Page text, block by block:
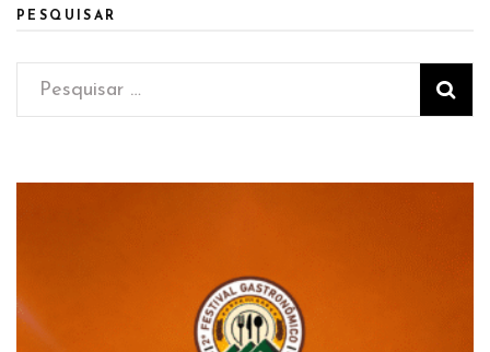
PESQUISAR
Pesquisar
por: